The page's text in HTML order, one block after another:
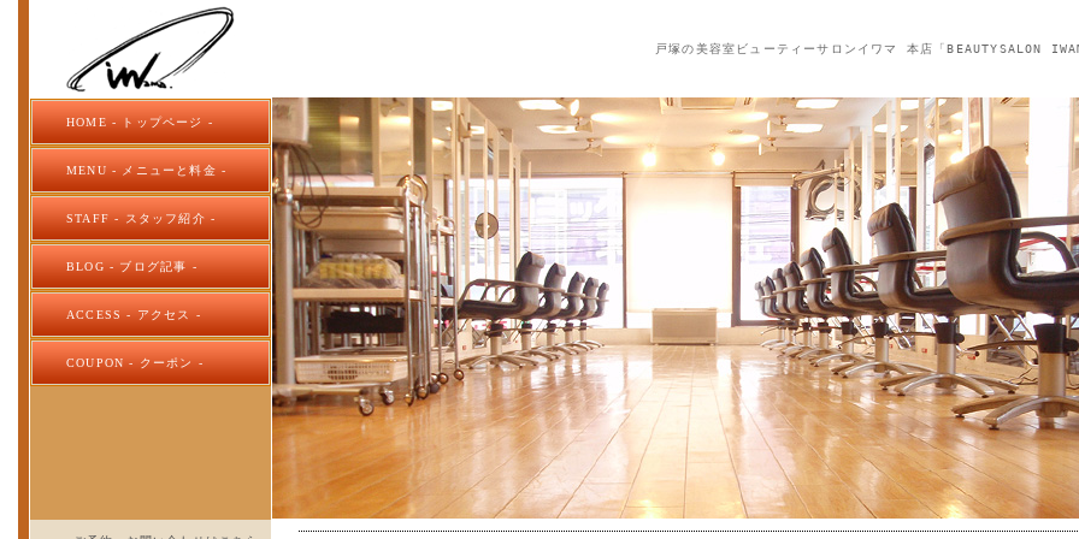
戸塚の美容室ビューティーサロンイワマ 本店「BEAUTYSALON
HOME - トップページ -
MENU - メニューと料金 -
STAFF - スタッフ紹介 -
BLOG - ブログ記事 -
ACCESS - アクセス -
COUPON - クーポン -